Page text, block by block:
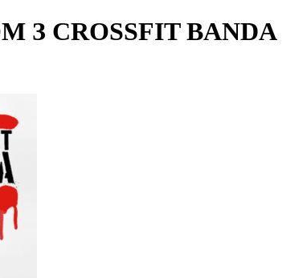
CROSSFIT BANDA